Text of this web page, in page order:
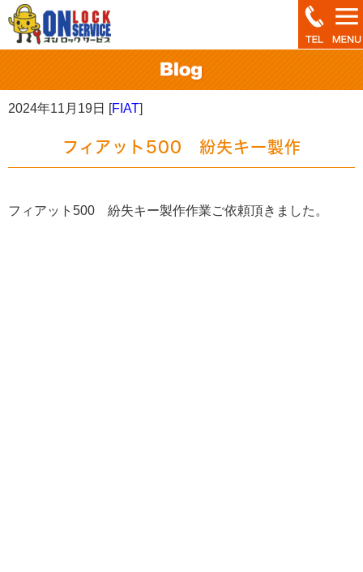
2024年11月19日 [FIAT]
フィアット500 紛失キー製作
フィアット500 紛失キー製作作業ご依頼頂きました。